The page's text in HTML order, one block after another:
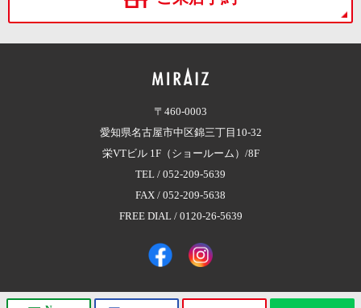
〒460-0003
愛知県名古屋市中区錦三丁目10-32
栄VTビル 1F（ショールーム）/8F
TEL / 052-209-5639
FAX / 052-209-5638
FREE DIAL / 0120-26-5639